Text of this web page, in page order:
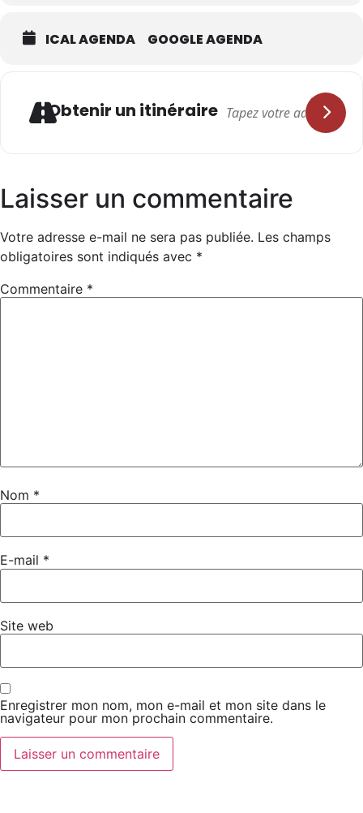
ICAL AGENDA GOOGLE AGENDA
Obtenir un itinéraire
Laisser un commentaire
Votre adresse e-mail ne sera pas publiée. Les champs
obligatoires sont indiqués avec *
Commentaire *
Nom *
E-mail *
Site web
Enregistrer mon nom, mon e-mail et mon site dans le
navigateur pour mon prochain commentaire.